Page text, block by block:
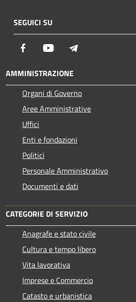
SEGUICI SU
Facebook Youtube
AMMINISTRAZIONE
Organi di Governo
Aree Amministrative
Uffici
Enti e fondazioni
Politici
Personale Amministrativo
Documenti e dati
CATEGORIE DI SERVIZIO
Anagrafe e stato civile
Cultura e tempo libero
Vita lavorativa
Imprese e Commercio
Catasto e urbanistica